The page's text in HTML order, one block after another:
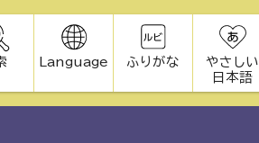
Language ふりがな
やさしい
日本語